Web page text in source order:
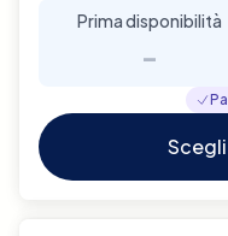
Prima disponibilità
-